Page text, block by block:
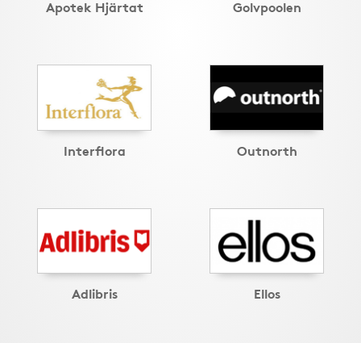
Apotek Hjärtat Golvpoolen
Interflora Outnorth
Adlibris Ellos